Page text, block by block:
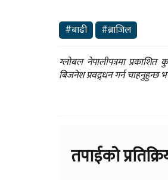
#बाढी
#ब्राजिल
ग्लोबल नेपालीपत्रमा
बिजनेश प्रवद्र्धन गर्न चाहनुहुन्छ
तपाईको